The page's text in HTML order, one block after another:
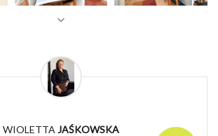
WIOLETTA JAŚKOWSKA